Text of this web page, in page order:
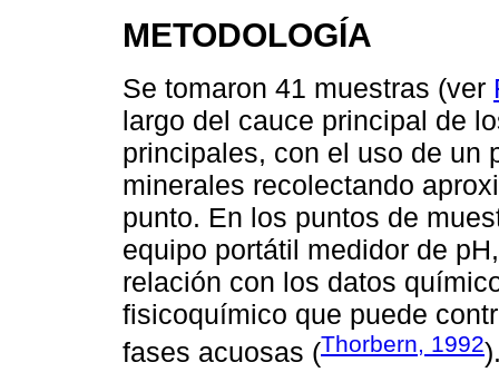
METODOLOGÍA
Se tomaron 41 muestras (ver
largo del cauce principal de
principales, con el uso de un
minerales recolectando
punto. En los puntos de
equipo portátil medidor de
relación con los datos
fisicoquímico que puede
fases acuosas (Thorbern, 1992